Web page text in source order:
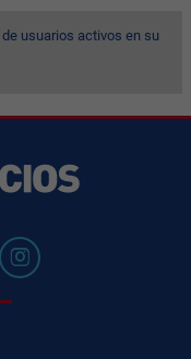
usuarios activos en su